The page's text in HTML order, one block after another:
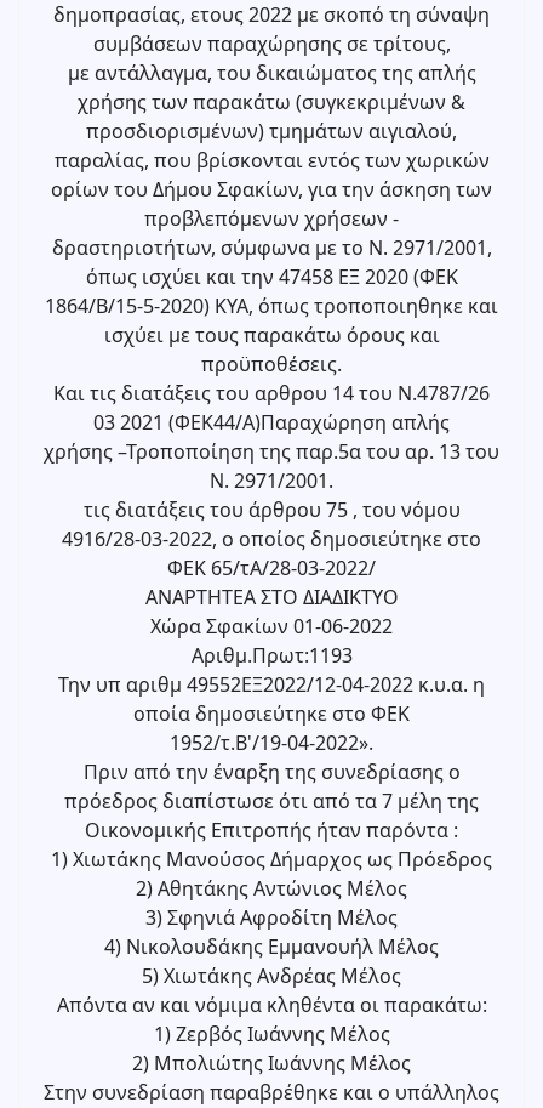
δημοπρασίας, ετους 2022 με σκοπό τη σύναψη
συμβάσεων παραχώρησης σε τρίτους,
με αντάλλαγμα, του δικαιώματος της απλής
χρήσης των παρακάτω (συγκεκριμένων &
προσδιορισμένων) τμημάτων αιγιαλού,
παραλίας, που βρίσκονται εντός των χωρικών
ορίων του Δήμου Σφακίων, για την άσκηση των
προβλεπόμενων χρήσεων -
δραστηριοτήτων, σύμφωνα με το Ν. 2971/2001,
όπως ισχύει και την 47458 ΕΞ 2020 (ΦΕΚ
1864/Β/15-5-2020) ΚΥΑ, όπως τροποποιηθηκε και
ισχύει με τους παρακάτω όρους και
προϋποθέσεις.
Και τις διατάξεις του αρθρου 14 του Ν.4787/26
03 2021 (ΦΕΚ44/Α)Παραχώρηση απλής
χρήσης –Τροποποίηση της παρ.5α του αρ. 13 του
Ν. 2971/2001.
τις διατάξεις του άρθρου 75 , του νόμου
4916/28-03-2022, ο οποίος δημοσιεύτηκε στο
ΦΕΚ 65/τΑ/28-03-2022/
ΑΝΑΡΤΗΤΕΑ ΣΤΟ ΔΙΑΔΙΚΤΥΟ
Χώρα Σφακίων 01-06-2022
Αριθμ.Πρωτ:1193
Την υπ αριθμ 49552ΕΞ2022/12-04-2022 κ.υ.α. η
οποία δημοσιεύτηκε στο ΦΕΚ
1952/τ.Β'/19-04-2022».
Πριν από την έναρξη της συνεδρίασης ο
πρόεδρος διαπίστωσε ότι από τα 7 μέλη της
Οικονομικής Επιτροπής ήταν παρόντα :
1) Χιωτάκης Μανούσος Δήμαρχος ως Πρόεδρος
2) Αθητάκης Αντώνιος Μέλος
3) Σφηνιά Αφροδίτη Μέλος
4) Νικολουδάκης Εμμανουήλ Μέλος
5) Χιωτάκης Ανδρέας Μέλος
Απόντα αν και νόμιμα κληθέντα οι παρακάτω:
1) Ζερβός Ιωάννης Μέλος
2) Μπολιώτης Ιωάννης Μέλος
Στην συνεδρίαση παραβρέθηκε και ο υπάλληλος